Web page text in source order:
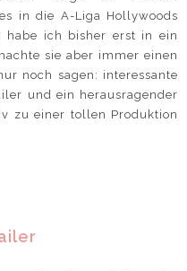
in die A-Liga Hollywoods
habe ich bisher erst in ein
sie aber immer einen
noch sagen: interessante
und ein herausragender
zu einer tollen Produktion